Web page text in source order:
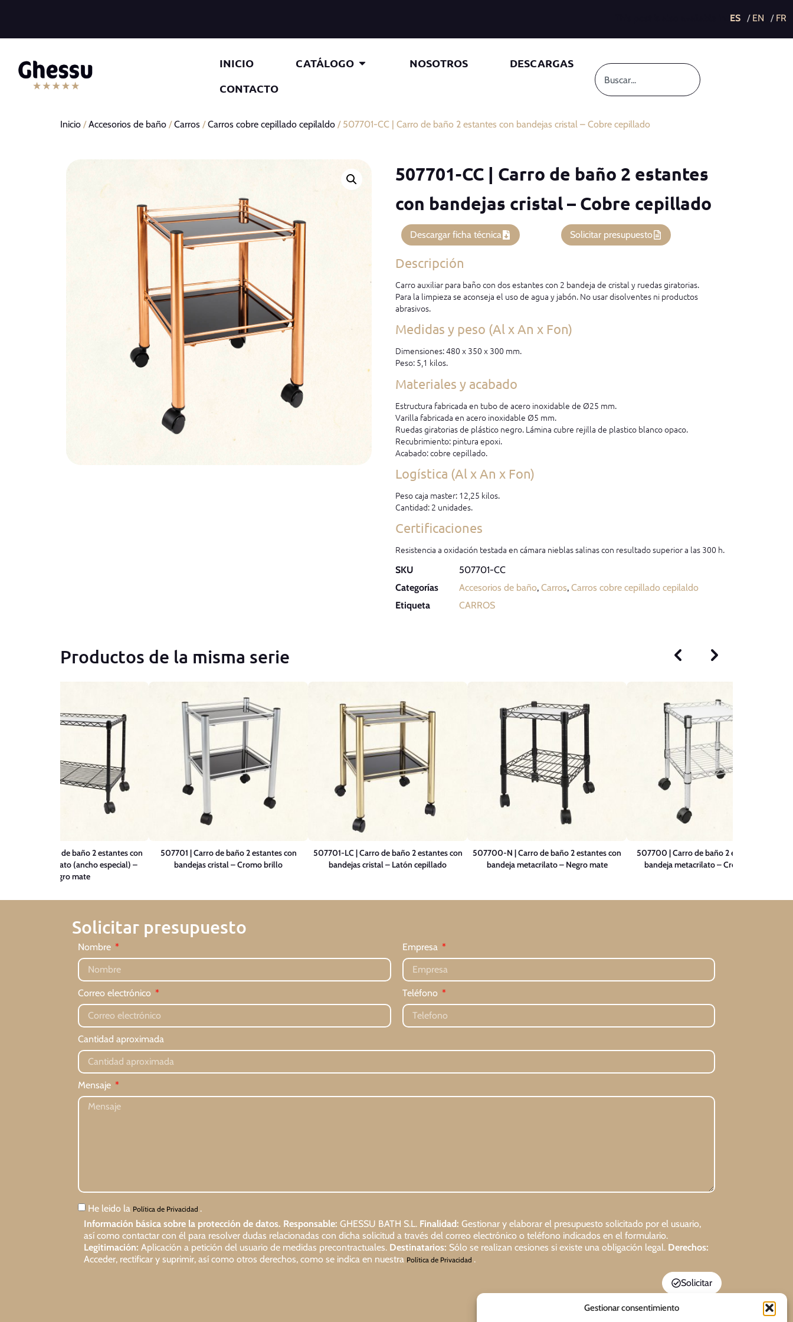
Gestionar consentimiento
INICIO CATÁLOGO NOSOTROS
DESCARGAS
CONTACTO
Inicio /Accesorios de baño /Carros /Carros cobre cepillado cepilaldo / 507701-CC | Carro de baño 2 estantes con bandejas cristal – Cobre cepillado
507701-CC | Carro de baño 2 estantes
con bandejas cristal – Cobre cepillado
Descargar ficha técnica Solicitar presupuesto
Descripción
Carro auxiliar para baño con dos estantes con 2 bandeja de cristal y ruedas giratorias.
Para la limpieza se aconseja el uso de agua y jabón. No usar disolventes ni productos
abrasivos.
Medidas y peso (Al x An x Fon)
Dimensiones: 480 x 350 x 300 mm.
Peso: 5,1 kilos.
Materiales y acabado
Estructura fabricada en tubo de acero inoxidable de Ø25 mm.
Varilla fabricada en acero inoxidable Ø5 mm.
Ruedas giratorias de plástico negro. Lámina cubre rejilla de plastico blanco opaco.
Recubrimiento: pintura epoxi.
Acabado: cobre cepillado.
Logística (Al x An x Fon)
Peso caja master: 12,25 kilos.
Cantidad: 2 unidades.
Certificaciones
Resistencia a oxidación testada en cámara nieblas salinas con resultado superior a las 300 h.
SKU
507701-CC
Categorías
Accesorios de baño,Carros,Carros cobre cepillado cepilaldo
Etiqueta
CARROS
Productos de la misma serie
N | Carro de baño 2 estantes con
bandeja metacrilato (ancho especial) –
Negro mate
507701 | Carro de baño 2 estantes con
bandejas cristal – Cromo brillo
507701-LC | Carro de baño 2 estantes con
bandejas cristal – Latón cepillado
507700-N | Carro de baño 2 estantes con
bandeja metacrilato – Negro mate
507700 | Carro de baño 2 estantes con
bandeja metacrilato – Cromo brillo
Solicitar presupuesto
Nombre Empresa
Correo electrónico Teléfono
Cantidad aproximada
Mensaje
He leido la Política de Privacidad .
Información básica sobre la protección de datos. Responsable: GHESSU BATH S.L. Finalidad: Gestionar y elaborar el presupuesto solicitado por el usuario,
así como contactar con él para resolver dudas relacionadas con dicha solicitud a través del correo electrónico o teléfono indicados en el formulario.
Legitimación: Aplicación a petición del usuario de medidas precontractuales. Destinatarios: Sólo se realizan cesiones si existe una obligación legal. Derechos:
Acceder, rectificar y suprimir, así como otros derechos, como se indica en nuestra Política de Privacidad .
Solicitar